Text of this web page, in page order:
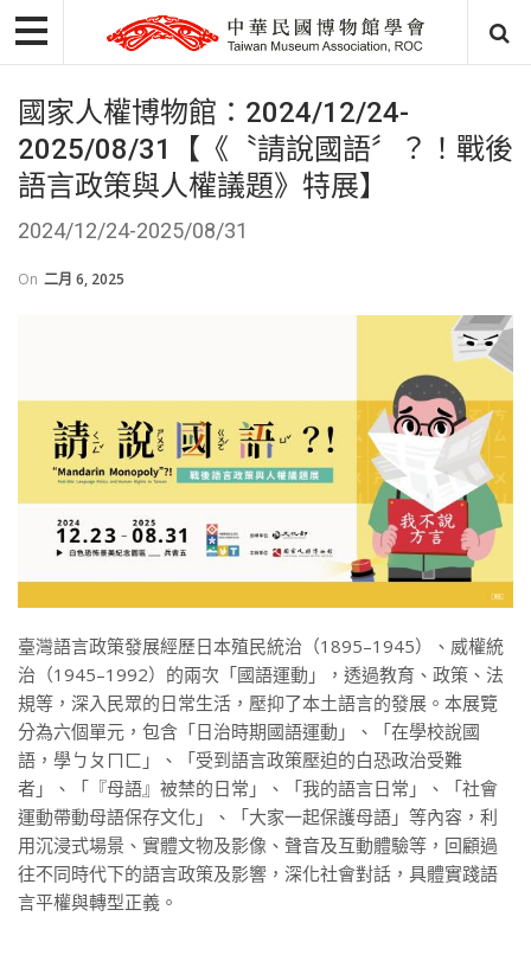
國家人權博物館：2024/12/24-
2025/08/31【《〝請說國語〞？！戰後
語言政策與人權議題》特展】
2024/12/24-2025/08/31
On 二月 6, 2025
臺灣語言政策發展經歷日本殖民統治（1895–1945）、威權統
治（1945–1992）的兩次「國語運動」，透過教育、政策、法
規等，深入民眾的日常生活，壓抑了本土語言的發展。本展覽
分為六個單元，包含「日治時期國語運動」、「在學校說國
語，學ㄅㄆㄇㄈ」、「受到語言政策壓迫的白恐政治受難
者」、「『母語』被禁的日常」、「我的語言日常」、「社會
運動帶動母語保存文化」、「大家一起保護母語」等內容，利
用沉浸式場景、實體文物及影像、聲音及互動體驗等，回顧過
往不同時代下的語言政策及影響，深化社會對話，具體實踐語
言平權與轉型正義。